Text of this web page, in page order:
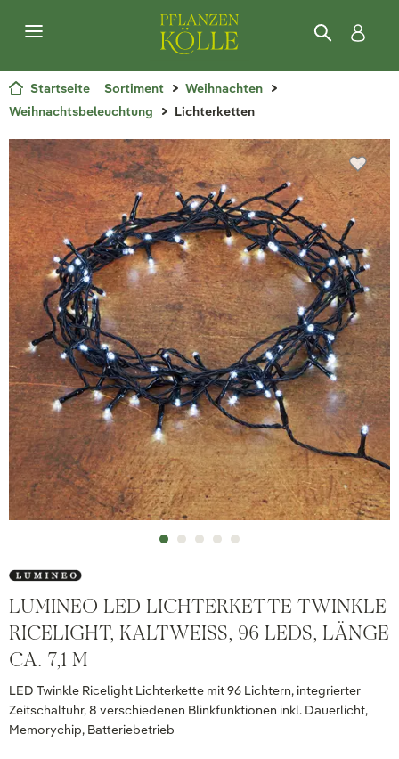
Startseite Sortiment
Weihnachten
Weihnachtsbeleuchtung
Lichterketten
LUMINEO LED LICHTERKETTE TWINKLE
RICELIGHT, KALTWEISS, 96 LEDS, LÄNGE C
A. 7,1 M
LED Twinkle Ricelight Lichterkette mit 96 Lichtern, integrierter
Zeitschaltuhr, 8 verschiedenen Blinkfunktionen inkl. Dauerlicht,
Memorychip, Batteriebetrieb